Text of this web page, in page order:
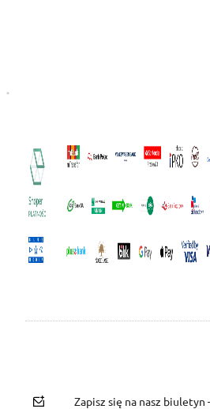
Zapisz się na nasz biuletyn